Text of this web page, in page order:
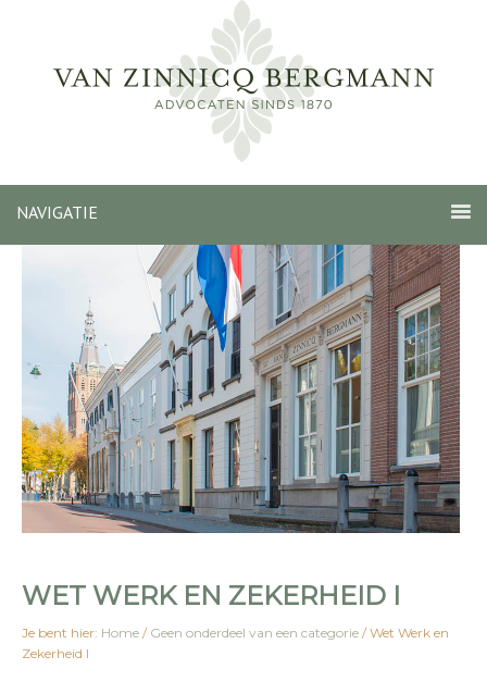
NAVIGATIE
WET WERK EN ZEKERHEID I
Je bent hier: Home / Geen onderdeel van een categorie /Wet Werk en
Zekerheid I